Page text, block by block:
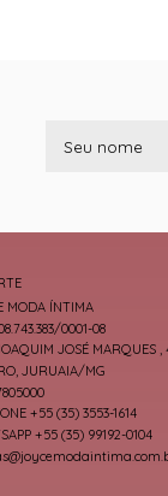
MODA ÍNTIMA
0001-08
JOSÉ MARQUES ,
JURUAIA/MG
+55 (35) 3553-1614
+55 (35) 99192-0104